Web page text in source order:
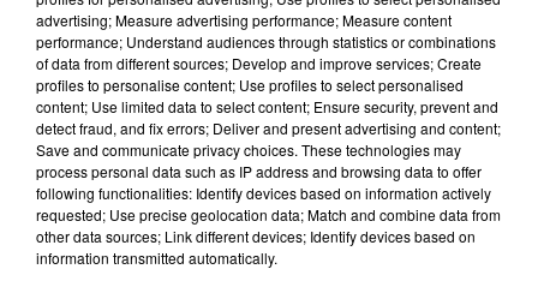
20h56
20h56
Imagine Dragons
Waves
20h54
20h54
HUGEL X SOLTO
Jamaican (bam Bam)
20h51
20h51
Angèle Feat. Damso
Démons
20h47
20h47 20h43
20h43
advertising; Measure advertising performance; Measure content
performance; Understand audiences through statistics or combinations
of data from different sources; Develop and improve services; Create
profiles to personalise content; Use profiles to select personalised
content; Use limited data to select content; Ensure security, prevent and
detect fraud, and fix errors; Deliver and present advertising and content;
Save and communicate privacy choices. These technologies may
process personal data such as IP address and browsing data to offer
following functionalities: Identify devices based on information actively
requested; Use precise geolocation data; Match and combine data from
other data sources; Link different devices; Identify devices based on
information transmitted automatically.